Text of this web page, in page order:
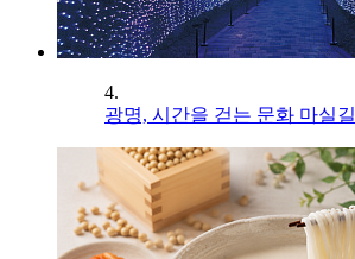
4.
광명, 시간을 걷는 문화 마실길